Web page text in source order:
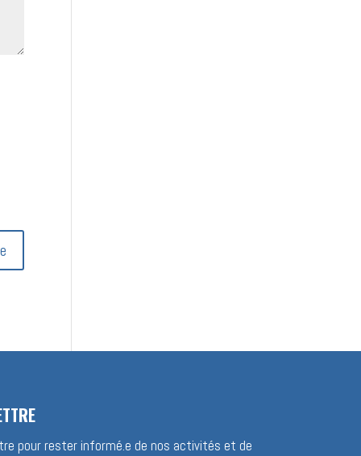
pour rester informé.e de nos activités et de